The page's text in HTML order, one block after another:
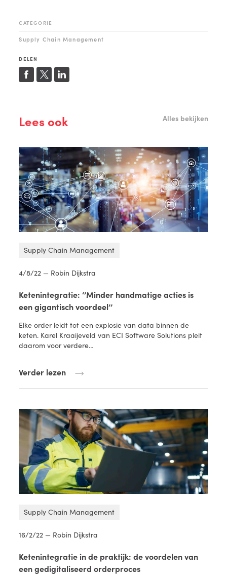
CATEGORIE
Supply Chain Management
DELEN
Lees ook Alles bekijken
Supply Chain Management
4/8/22 — Robin Dijkstra
Ketenintegratie: ‘’Minder handmatige acties is
een gigantisch voordeel’’
Elke order leidt tot een explosie van data binnen de
keten. Karel Kraaijeveld van ECI Software Solutions pleit
daarom voor verdere…
Verder lezen
Supply Chain Management
16/2/22 — Robin Dijkstra
Ketenintegratie in de praktijk: de voordelen van
een gedigitaliseerd orderproces